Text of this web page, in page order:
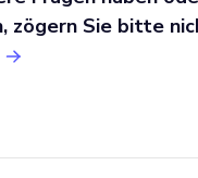
zögern Sie bitte